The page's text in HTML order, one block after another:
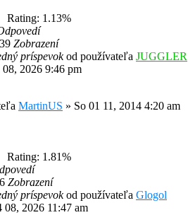
Rating: 1.13%
Zobrazení
príspevokod používateľa JUGGLER
08, 2026 9:46 pm
MartinUS » So 01 11, 2014 4:20 am
Rating: 1.81%
Zobrazení
príspevokod používateľa Glogol
08, 2026 11:47 am